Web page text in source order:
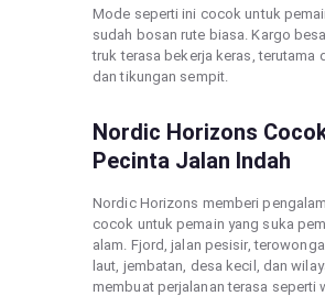
Mode seperti ini cocok untuk
sudah bosan rute biasa. Kargo
truk terasa bekerja keras, terutama
dan tikungan sempit.
Nordic Horizons
Pecinta Jalan Indah
Nordic Horizons memberi
cocok untuk pemain yang suka
alam. Fjord, jalan pesisir,
laut, jembatan, desa kecil, dan
membuat perjalanan terasa seperti